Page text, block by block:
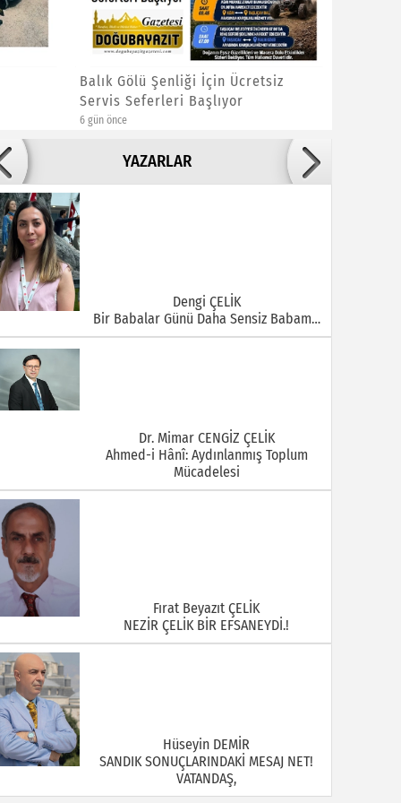
Balık Gölü Şenliği İçin Ücretsiz
Servis Seferleri Başlıyor
6 gün önce
YAZARLAR
Bu Şehrin Ortasında Çürüyen Bir Yapı Var
Dengi ÇELİK
Bir Babalar Günü Daha Sensiz Babam…
Dr. Mimar CENGİZ ÇELİK
Ahmed-i Hânî: Aydınlanmış Toplum
Mücadelesi
Fırat Beyazıt ÇELİK
NEZİR ÇELİK BİR EFSANEYDİ.!
Hüseyin DEMİR
SANDIK SONUÇLARINDAKİ MESAJ NET!
VATANDAŞ,